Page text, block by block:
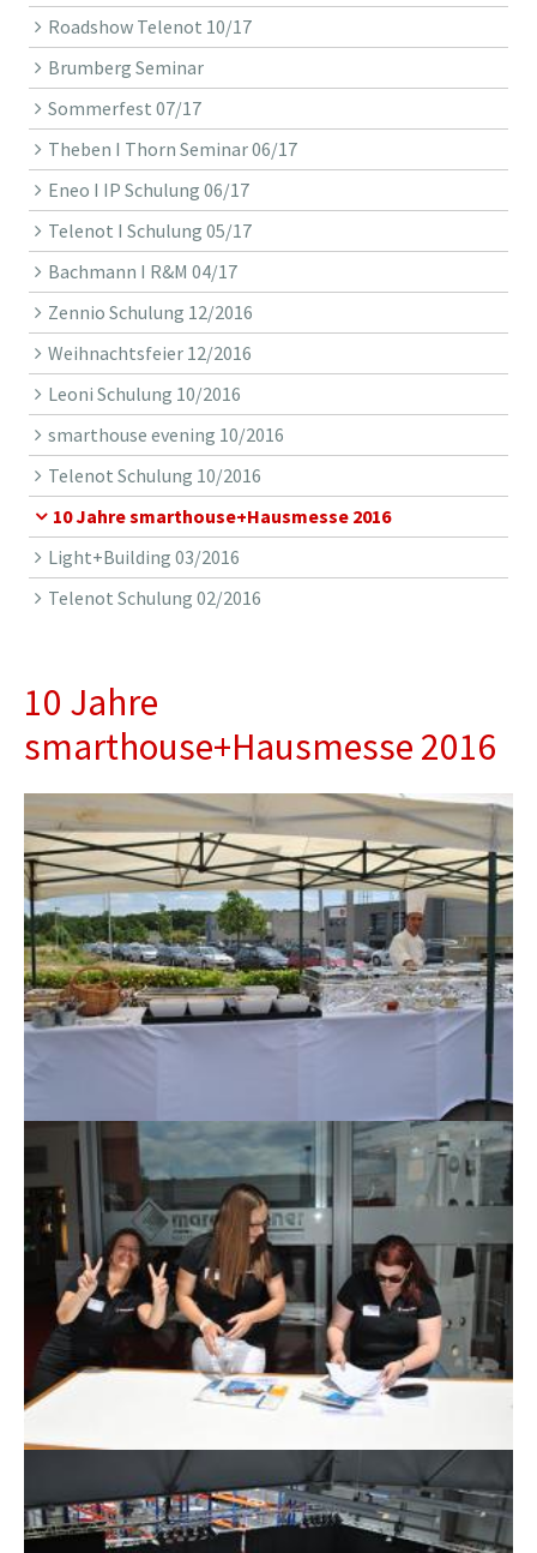
Roadshow Telenot 10/17
Brumberg Seminar
Sommerfest 07/17
Theben I Thorn Seminar 06/17
Eneo I IP Schulung 06/17
Telenot I Schulung 05/17
Bachmann I R&M 04/17
Zennio Schulung 12/2016
Weihnachtsfeier 12/2016
Leoni Schulung 10/2016
smarthouse evening 10/2016
Telenot Schulung 10/2016
10 Jahre smarthouse+Hausmesse 2016
Light+Building 03/2016
Telenot Schulung 02/2016
10 Jahre
smarthouse+Hausmesse 2016